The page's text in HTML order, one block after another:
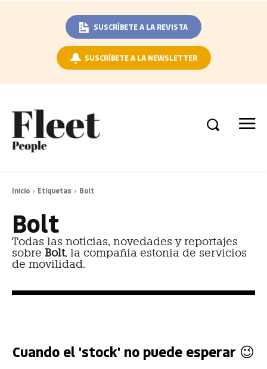
SUSCRÍBETE A LA REVISTA
SUSCRÍBETE A LA NEWSLETTER
Inicio Etiquetas Bolt
Bolt
Todas las noticias, novedades y reportajes
sobre Bolt, la compañía estonia de servicios
de movilidad.
Cuando el 'stock' no puede esperar 😉